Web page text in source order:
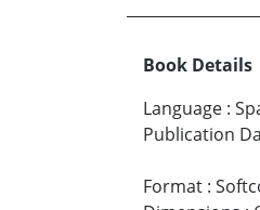
Book Details
Language :
Publication
Format :